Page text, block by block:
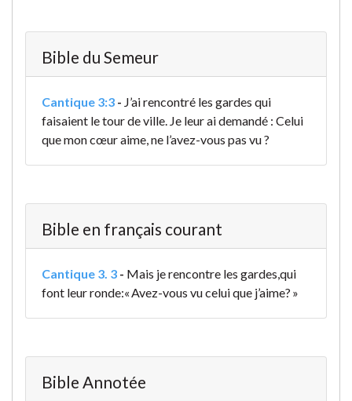
Bible du Semeur
Cantique 3:3 - J’ai rencontré les gardes qui
faisaient le tour de ville. Je leur ai demandé : Celui
que mon cœur aime, ne l’avez-vous pas vu ?
Bible en français courant
Cantique 3. 3 - Mais je rencontre les gardes,qui
font leur ronde:« Avez-vous vu celui que j’aime? »
Bible Annotée